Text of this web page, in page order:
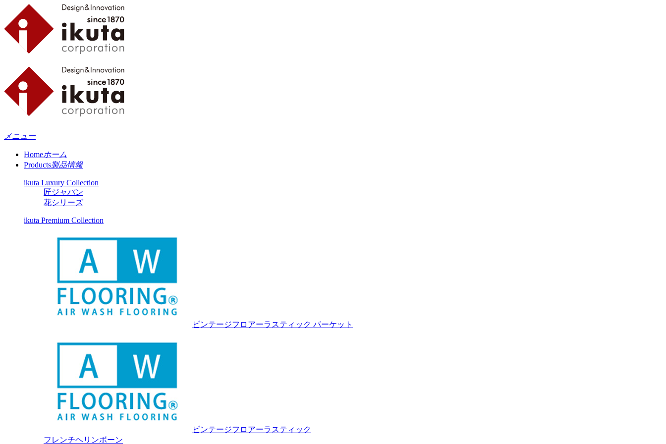
メニュー
Homeホーム
Products製品情報
ikuta Luxury Collection
匠ジャパン
花シリーズ
ikuta Premium Collection
ビンテージフロアーラスティック パーケット
ビンテージフロアーラスティック
フレンチヘリンボーン